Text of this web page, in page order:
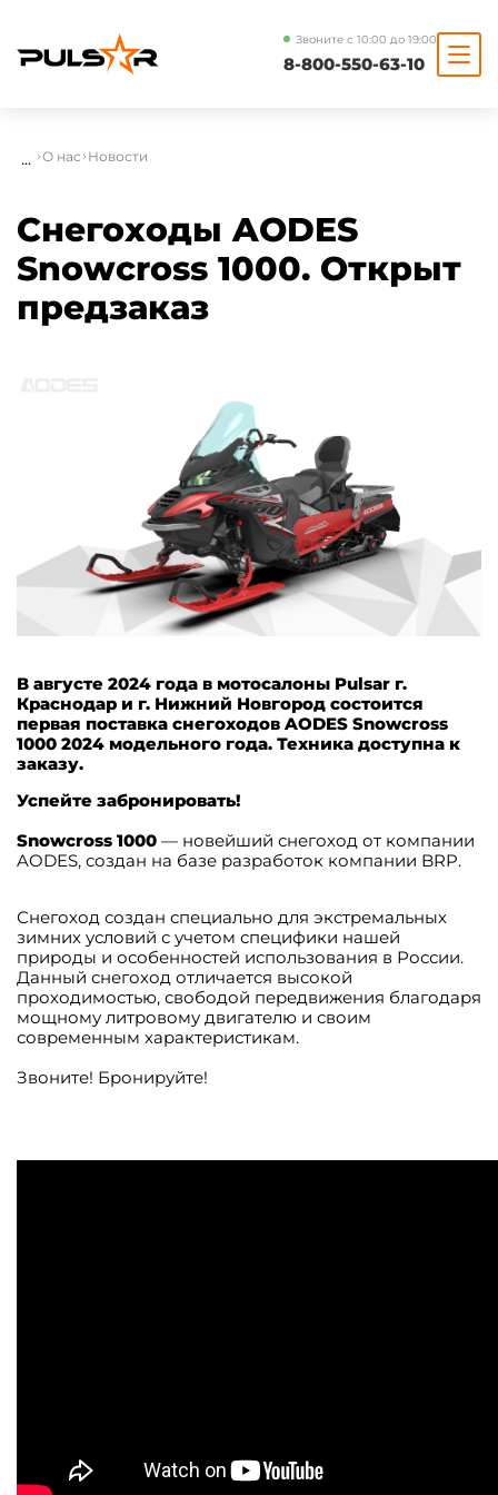
Звоните с 10:00 до 19:00
8-800-550-63-10
... О нас Новости
Снегоходы AODES
Snowcross 1000. Открыт
предзаказ
В августе 2024 года в мотосалоны Pulsar г.
Краснодар и г. Нижний Новгород состоится
первая поставка снегоходов AODES Snowcross
1000 2024 модельного года. Техника доступна к
заказу.
Успейте забронировать!
Snowcross 1000 — новейший снегоход от компании
AODES, создан на базе разработок компании BRP.
Снегоход создан специально для экстремальных
зимних условий с учетом специфики нашей
природы и особенностей использования в России.
Данный снегоход отличается высокой
проходимостью, свободой передвижения благодаря
мощному литровому двигателю и своим
современным характеристикам.
Звоните! Бронируйте!